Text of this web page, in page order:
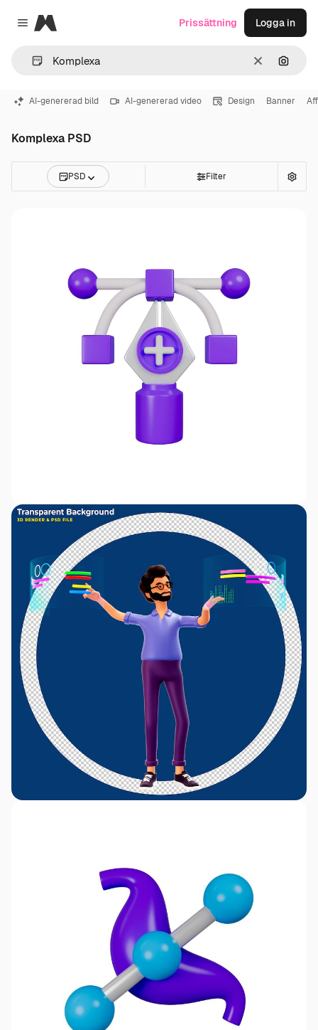
Close menu
Magnific
RensaSök
Prissättning Logga in
AI-genererad bild AI-genererad video Design Banner
Komplexa PSD
PSD Filter